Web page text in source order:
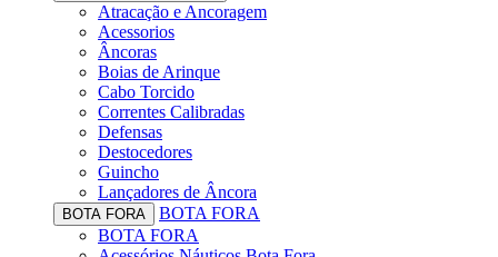
Atracação e Ancoragem
Acessorios
Âncoras
Boias de Arinque
Cabo Torcido
Correntes Calibradas
Defensas
Destocedores
Guincho
Lançadores de Âncora
BOTA FORA
BOTA FORA
BOTA FORA